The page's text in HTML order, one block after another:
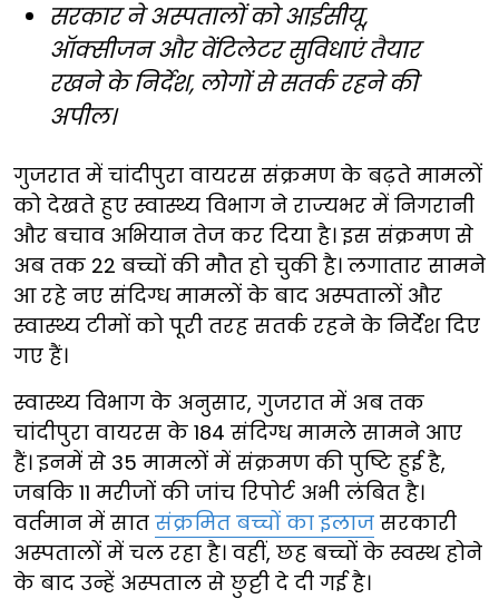
सरकार ने अस्पतालों को आईसीयू,
ऑक्सीजन और वेंटिलेटर सुविधाएं तैयार
रखने के निर्देश, लोगों से सतर्क रहने की
अपील।
गुजरात में चांदीपुरा वायरस संक्रमण के बढ़ते मामलों
को देखते हुए स्वास्थ्य विभाग ने राज्यभर में निगरानी
और बचाव अभियान तेज कर दिया है। इस संक्रमण से
अब तक 22 बच्चों की मौत हो चुकी है। लगातार सामने
आ रहे नए संदिग्ध मामलों के बाद अस्पतालों और
स्वास्थ्य टीमों को पूरी तरह सतर्क रहने के निर्देश दिए
गए हैं।
स्वास्थ्य विभाग के अनुसार, गुजरात में अब तक
चांदीपुरा वायरस के 184 संदिग्ध मामले सामने आए
हैं। इनमें से 35 मामलों में संक्रमण की पुष्टि हुई है,
जबकि 11 मरीजों की जांच रिपोर्ट अभी लंबित है।
वर्तमान में सात संक्रमित बच्चों का इलाज सरकारी
अस्पतालों में चल रहा है। वहीं, छह बच्चों के स्वस्थ होने
के बाद उन्हें अस्पताल से छुट्टी दे दी गई है।